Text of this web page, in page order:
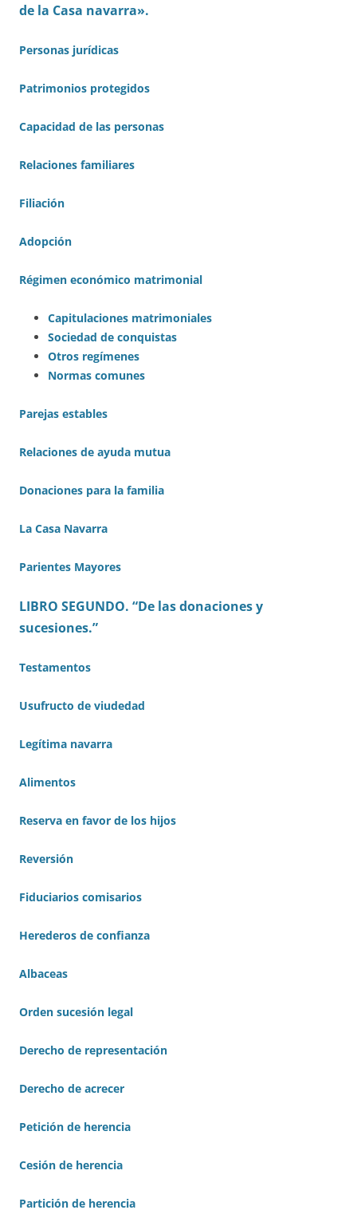
de la Casa navarra».
Personas jurídicas
Patrimonios protegidos
Capacidad de las personas
Relaciones familiares
Filiación
Adopción
Régimen económico matrimonial
Capitulaciones matrimoniales
Sociedad de conquistas
Otros regímenes
Normas comunes
Parejas estables
Relaciones de ayuda mutua
Donaciones para la familia
La Casa Navarra
Parientes Mayores
LIBRO SEGUNDO. “De las donaciones y
sucesiones.”
Testamentos
Usufructo de viudedad
Legítima navarra
Alimentos
Reserva en favor de los hijos
Reversión
Fiduciarios comisarios
Herederos de confianza
Albaceas
Orden sucesión legal
Derecho de representación
Derecho de acrecer
Petición de herencia
Cesión de herencia
Partición de herencia